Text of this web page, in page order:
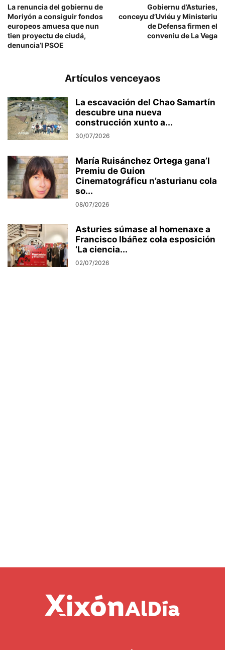
La renuncia del gobiernu de
Moriyón a consiguir fondos
europeos amuesa que nun
tien proyectu de ciudá,
denuncia’l PSOE
Gobiernu d’Asturies,
conceyu d’Uviéu y Ministeriu
de Defensa firmen el
conveniu de La Vega
Artículos venceyaos
La escavación del Chao Samartín
descubre una nueva
construcción xunto a...
30/07/2026
María Ruisánchez Ortega gana’l
Premiu de Guion
Cinematográficu n’asturianu cola
so...
08/07/2026
Asturies súmase al homenaxe a
Francisco Ibáñez cola esposición
‘La ciencia...
02/07/2026